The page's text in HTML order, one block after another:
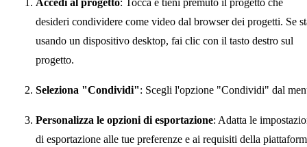
Accedi al progetto: Tocca e tieni premuto il progetto che
desideri condividere come video dal browser dei progetti. Se
usando un dispositivo desktop, fai clic con il tasto destro sul
progetto.
Seleziona "Condividi": Scegli l'opzione "Condividi" dal
Personalizza le opzioni di esportazione: Adatta le
di esportazione alle tue preferenze e ai requisiti della